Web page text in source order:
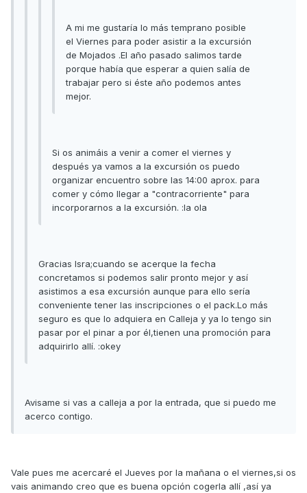
A mi me gustaría lo más temprano posible
el Viernes para poder asistir a la excursión
de Mojados .El año pasado salimos tarde
porque había que esperar a quien salía de
trabajar pero si éste año podemos antes
mejor.
Si os animáis a venir a comer el viernes y
después ya vamos a la excursión os puedo
organizar encuentro sobre las 14:00 aprox. para
comer y cómo llegar a "contracorriente" para
incorporarnos a la excursión. :la ola
Gracias Isra;cuando se acerque la fecha
concretamos si podemos salir pronto mejor y así
asistimos a esa excursión aunque para ello sería
conveniente tener las inscripciones o el pack.Lo más
seguro es que lo adquiera en Calleja y ya lo tengo sin
pasar por el pinar a por él,tienen una promoción para
adquirirlo allí. :okey
Avisame si vas a calleja a por la entrada, que si puedo me
acerco contigo.
Vale pues me acercaré el Jueves por la mañana o el viernes,si os
vais animando creo que es buena opción cogerla allí ,así ya